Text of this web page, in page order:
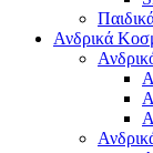
Ανδρικά